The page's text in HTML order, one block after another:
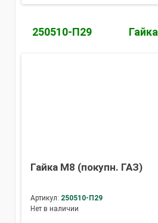
250510-П29 Гайка
Гайка М8 (покупн. ГАЗ)
Артикул: 250510-П29
Нет в наличии